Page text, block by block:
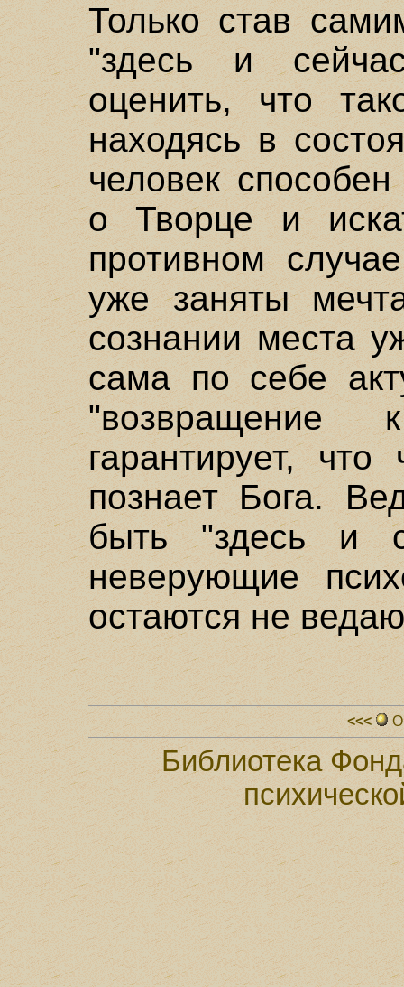
Только став
"здесь и
оценить, что
находясь в
человек
о Творце и
противном
уже заняты
сознании места
сама по себе
гарантирует, что
познает Бога.
быть "здесь и
неверующие
остаются не
<<<
Библиотека